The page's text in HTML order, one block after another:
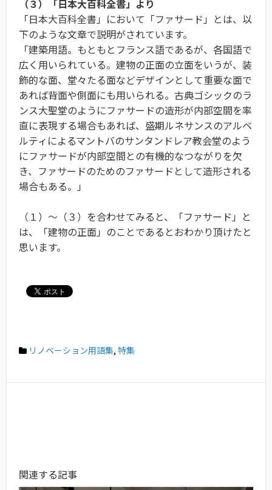
（３）「日本大百科全書」より
「日本大百科全書」において「ファサード」とは、以
下のような文章で説明がされています。
「建築用語。もともとフランス語であるが、各国語で
広く用いられている。建物の正面の立面をいうが、装
飾的な面、堂々たる面などデザインとして重要な面で
あれば背面や側面にも用いられる。古典ゴシックのラ
ンス大聖堂のようにファサードの造形が内部空間を率
直に表現する場合もあれば、盛期ルネサンスのアルベ
ルティによるマントバのサンタンドレア教会堂のよう
にファサードが内部空間との有機的なつながりを欠
き、ファサードのためのファサードとして造形される
場合もある。」
（１）〜（３）を合わせてみると、「ファサード」と
は、「建物の正面」のことであるとおわかり頂けたと
思います。
リノベーション用語集, 特集
関連する記事